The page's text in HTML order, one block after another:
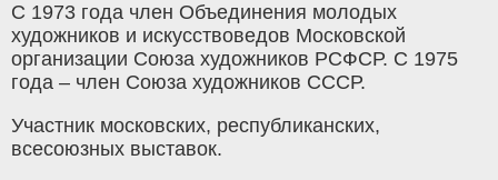
С 1973 года член Объединения молодых
художников и искусствоведов Московской
организации Союза художников РСФСР. С 1975
года – член Союза художников СССР.
Участник московских, республиканских,
всесоюзных выставок.